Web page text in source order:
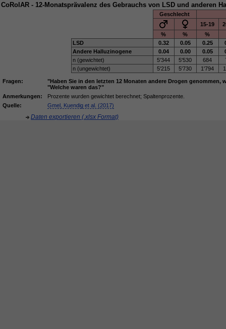
CoRolAR - 12-Monatsprävalenz des Gebrauchs von LSD und anderen
Geschlecht
15-19
%
%
%
LSD
0.32 0.05 0.25
Andere Halluzinogene
0.04 0.00 0.05
n (gewichtet)
5'344 5'530 684
n (ungewichtet)
5'215 5'730 1'794
Fragen:
"Haben Sie in den letzten 12 Monaten andere Drogen
"Welche waren das?"
Anmerkungen:
Prozente wurden gewichtet berechnet; Spaltenprozente.
Quelle:
Gmel, Kuendig et al. (2017)
Daten exportieren (.xlsx Format)